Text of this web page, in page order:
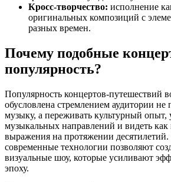
Кросс-творчество: исполнение
оригинальных композиций с
разных времен.
Почему подобные
популярность?
Популярность концертов-путешествий
обусловлена стремлением аудитории не
музыку, а переживать культурный опыт,
музыкальных направлений и видеть как
выражения на протяжении десятилетий.
современные технологии позволяют
визуальные шоу, которые усиливают
эпоху.